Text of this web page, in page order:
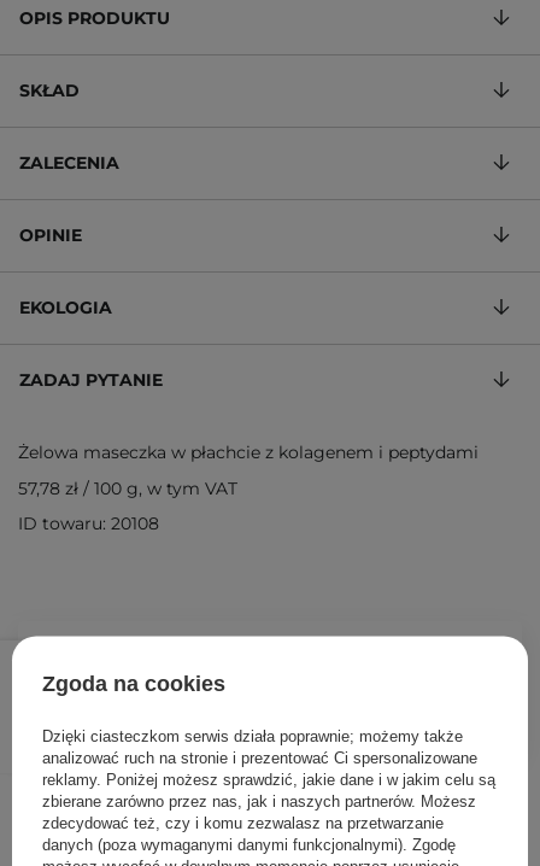
OPIS PRODUKTU
SKŁAD
ZALECENIA
OPINIE
EKOLOGIA
ZADAJ PYTANIE
Żelowa maseczka w płachcie z kolagenem i peptydami
57,78 zł / 100 g, w tym VAT
ID towaru: 20108
Inni klienci sprawdzali również
Zgoda na cookies
Dzięki ciasteczkom serwis działa poprawnie; możemy także
analizować ruch na stronie i prezentować Ci spersonalizowane
reklamy. Poniżej możesz sprawdzić, jakie dane i w jakim celu są
zbierane zarówno przez nas, jak i naszych partnerów. Możesz
zdecydować też, czy i komu zezwalasz na przetwarzanie
danych (poza wymaganymi danymi funkcjonalnymi). Zgodę